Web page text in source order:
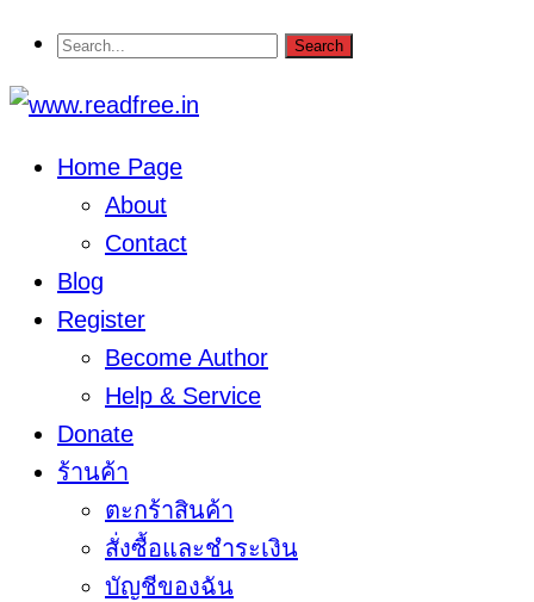
Home Page
About
Contact
Blog
Register
Become Author
Help & Service
Donate
ร้านค้า
ตะกร้าสินค้า
สั่งซื้อและชำระเงิน
บัญชีของฉัน